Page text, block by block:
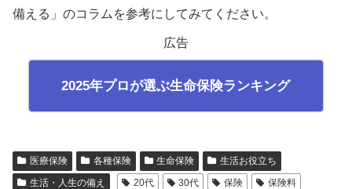
備える」のコラムを参考にしてみてください。
広告
2025年プロが選ぶ生命保険ランキング
医療保険 各種保険 生命保険
生活お役立ち
生活・人生の備え
20代 30代 保険
保険料